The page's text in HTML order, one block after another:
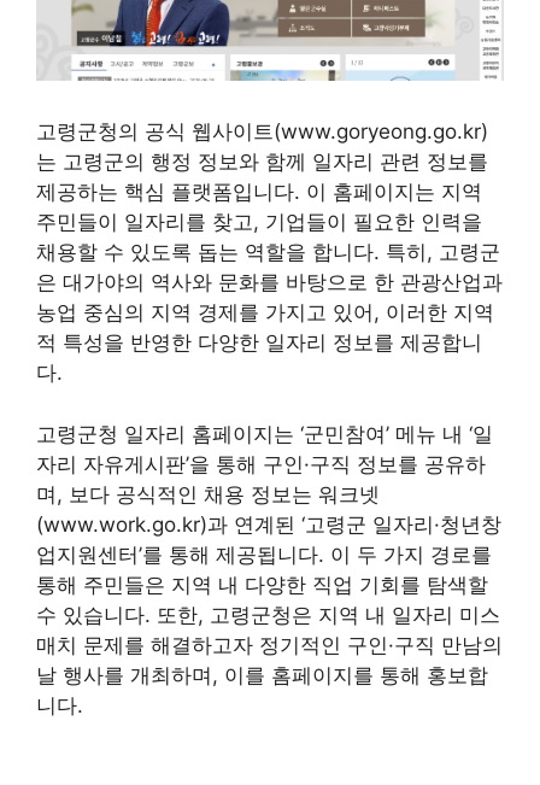
고령군청의 공식 웹사이트(www.goryeong.go.kr)
는 고령군의 행정 정보와 함께 일자리 관련 정보를
제공하는 핵심 플랫폼입니다. 이 홈페이지는 지역
주민들이 일자리를 찾고, 기업들이 필요한 인력을
채용할 수 있도록 돕는 역할을 합니다. 특히, 고령군
은 대가야의 역사와 문화를 바탕으로 한 관광산업과
농업 중심의 지역 경제를 가지고 있어, 이러한 지역
적 특성을 반영한 다양한 일자리 정보를 제공합니
다.
고령군청 일자리 홈페이지는 ‘군민참여’ 메뉴 내 ‘일
자리 자유게시판’을 통해 구인·구직 정보를 공유하
며, 보다 공식적인 채용 정보는 워크넷
(www.work.go.kr)과 연계된 ‘고령군 일자리·청년창
업지원센터’를 통해 제공됩니다. 이 두 가지 경로를
통해 주민들은 지역 내 다양한 직업 기회를 탐색할
수 있습니다. 또한, 고령군청은 지역 내 일자리 미스
매치 문제를 해결하고자 정기적인 구인·구직 만남의
날 행사를 개최하며, 이를 홈페이지를 통해 홍보합
니다.